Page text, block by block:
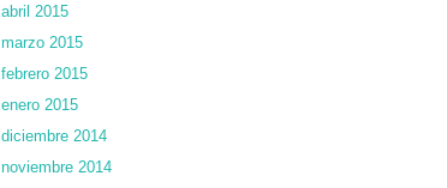
abril 2015
marzo 2015
febrero 2015
enero 2015
diciembre 2014
noviembre 2014